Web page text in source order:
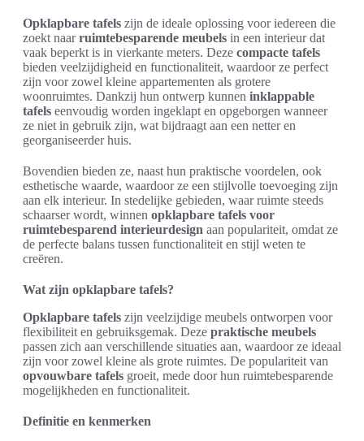
Opklapbare tafels zijn de ideale oplossing voor iedereen die
zoekt naarruimtebesparende meubels in een interieur dat
vaak beperkt is in vierkante meters. Deze compacte tafels
bieden veelzijdigheid en functionaliteit, waardoor ze perfect
zijn voor zowel kleine appartementen als grotere
woonruimtes. Dankzij hun ontwerp kunnen inklappable
tafels eenvoudig worden ingeklapt en opgeborgen wanneer
ze niet in gebruik zijn, wat bijdraagt aan een netter en
georganiseerder huis.
Bovendien bieden ze, naast hun praktische voordelen, ook
esthetische waarde, waardoor ze een stijlvolle toevoeging zijn
aan elk interieur. In stedelijke gebieden, waar ruimte steeds
schaarser wordt, winnen opklapbare tafels voor
ruimtebesparend interieurdesign aan populariteit, omdat ze
de perfecte balans tussen functionaliteit en stijl weten te
creëren.
Wat zijn opklapbare tafels?
Opklapbare tafels zijn veelzijdige meubels ontworpen voor
flexibiliteit en gebruiksgemak. Deze praktische meubels
passen zich aan verschillende situaties aan, waardoor ze ideaal
zijn voor zowel kleine als grote ruimtes. De populariteit van
opvouwbare tafels groeit, mede door hun ruimtebesparende
mogelijkheden en functionaliteit.
Definitie en kenmerken